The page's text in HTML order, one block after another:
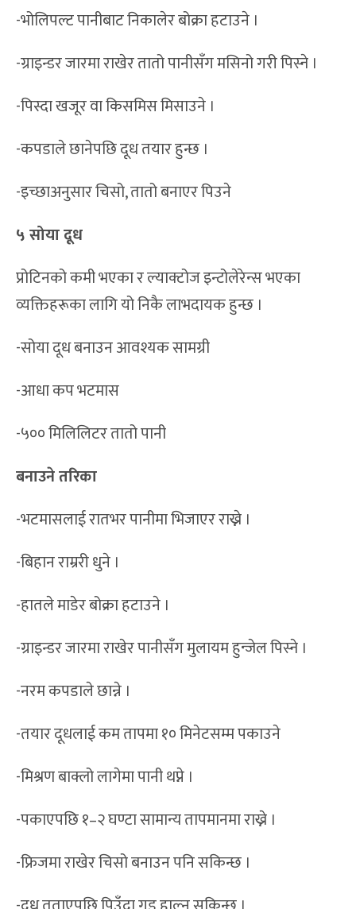
-भोलिपल्ट पानीबाट निकालेर बोक्रा हटाउने ।
-ग्राइन्डर जारमा राखेर तातो पानीसँग मसिनो गरी पिस्ने ।
-पिस्दा खजूर वा किसमिस मिसाउने ।
-कपडाले छानेपछि दूध तयार हुन्छ ।
-इच्छाअनुसार चिसो, तातो बनाएर पिउने
५ सोया दूध
प्रोटिनको कमी भएका र ल्याक्टोज इन्टोलेरेन्स भएका
व्यक्तिहरूका लागि यो निकै लाभदायक हुन्छ ।
-सोया दूध बनाउन आवश्यक सामग्री
-आधा कप भटमास
-५०० मिलिलिटर तातो पानी
बनाउने तरिका
-भटमासलाई रातभर पानीमा भिजाएर राख्ने ।
-बिहान राम्ररी धुने ।
-हातले माडेर बोक्रा हटाउने ।
-ग्राइन्डर जारमा राखेर पानीसँग मुलायम हुन्जेल पिस्ने ।
-नरम कपडाले छान्ने ।
-तयार दूधलाई कम तापमा १० मिनेटसम्म पकाउने
-मिश्रण बाक्लो लागेमा पानी थप्ने ।
-पकाएपछि १–२ घण्टा सामान्य तापमानमा राख्ने ।
-फ्रिजमा राखेर चिसो बनाउन पनि सकिन्छ ।